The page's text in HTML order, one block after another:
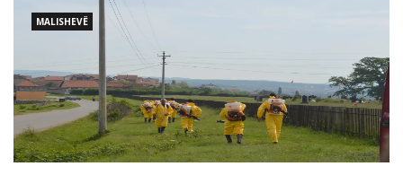
infrastrukturore në Komunën e Malishevës. Bazuar në
marrëveshjen e nënshkruar, Ministria e Infrastrukturës do të
financoj ndërtimin (asfaltimin) e […]
MALISHEVË